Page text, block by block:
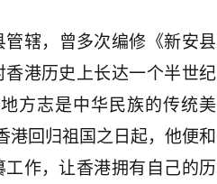
辖，曾多次编修《新安县
港历史上长达一个半世纪
方志是中华民族的传统美
港回归祖国之日起，他便和
作，让香港拥有自己的历